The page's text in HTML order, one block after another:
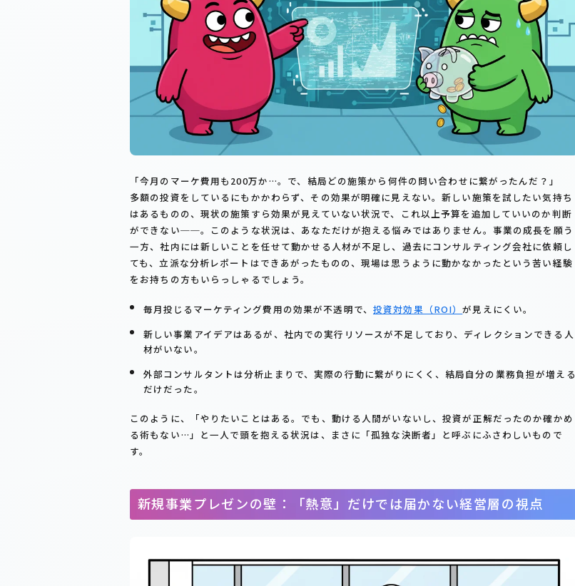
「今月のマーケ費用も200万か…。で、結局どの施策から何件の問い合わせに繋がったんだ？」
多額の投資をしているにもかかわらず、その効果が明確に見えない。新しい施策を試したい気持ち
はあるものの、現状の施策すら効果が見えていない状況で、これ以上予算を追加していいのか判断
ができない──。このような状況は、あなただけが抱える悩みではありません。事業の成長を願う
一方、社内には新しいことを任せて動かせる人材が不足し、過去にコンサルティング会社に依頼し
ても、立派な分析レポートはできあがったものの、現場は思うように動かなかったという苦い経験
をお持ちの方もいらっしゃるでしょう。
毎月投じるマーケティング費用の効果が不透明で、 投資対効果（ROI）が見えにくい。
新しい事業アイデアはあるが、社内での実行リソースが不足しており、ディレクションできる人
材がいない。
外部コンサルタントは分析止まりで、実際の行動に繋がりにくく、結局自分の業務負担が増える
だけだった。
このように、「やりたいことはある。でも、動ける人間がいないし、投資が正解だったのか確かめ
る術もない…」と一人で頭を抱える状況は、まさに「孤独な決断者」と呼ぶにふさわしいもので
す。
新規事業プレゼンの壁：「熱意」だけでは届かない経営層の視点